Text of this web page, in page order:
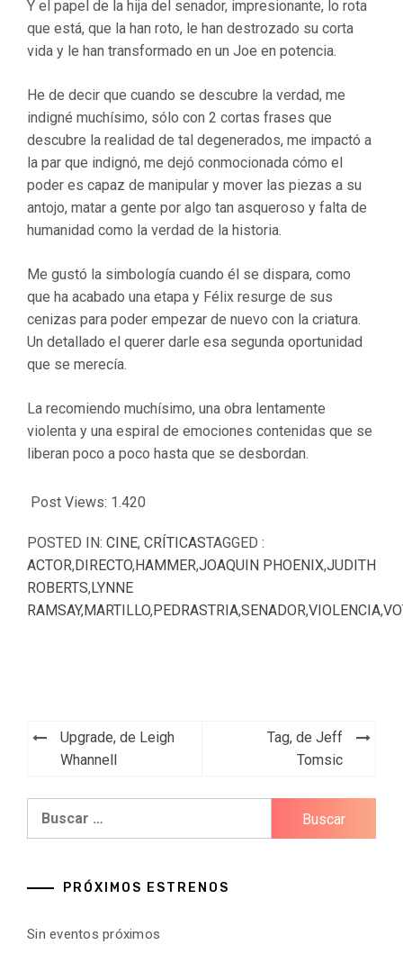
Y el papel de la hija del senador, impresionante, lo rota
que está, que la han roto, le han destrozado su corta
vida y le han transformado en un Joe en potencia.
He de decir que cuando se descubre la verdad, me
indigné muchísimo, sólo con 2 cortas frases que
descubre la realidad de tal degenerados, me impactó a
la par que indignó, me dejó conmocionada cómo el
poder es capaz de manipular y mover las piezas a su
antojo, matar a gente por algo tan asqueroso y falta de
humanidad como la verdad de la historia.
Me gustó la simbología cuando él se dispara, como
que ha acabado una etapa y Félix resurge de sus
cenizas para poder empezar de nuevo con la criatura.
Un detallado el querer darle esa segunda oportunidad
que se merecía.
La recomiendo muchísimo, una obra lentamente
violenta y una espiral de emociones contenidas que se
liberan poco a poco hasta que se desbordan.
Post Views: 1.420
POSTED IN: CINE, CRÍTICASTAGGED :
ACTOR,DIRECTO,HAMMER,JOAQUIN PHOENIX,JUDITH
ROBERTS,LYNNE
RAMSAY,MARTILLO,PEDRASTRIA,SENADOR,VIOLENCIA,
Navegación
entradas
Upgrade, de Leigh
Whannell
Tag, de Jeff
Tomsic
PRÓXIMOS ESTRENOS
Sin eventos próximos